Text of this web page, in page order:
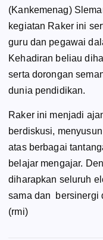
(Kankemenag)
kegiatan Raker ini
guru dan pegawai
Kehadiran beliau
serta dorongan
dunia pendidikan.
Raker ini menjadi
berdiskusi,
atas berbagai
belajar mengajar.
diharapkan seluruh
sama dan bersinergi
(rmi)